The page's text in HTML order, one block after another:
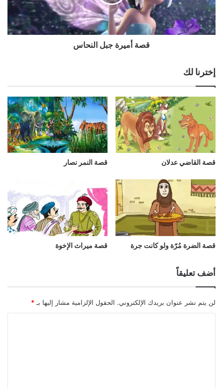
قصة أميرة جبل النحاس
إخترنا لك
قصة القاضي عدلان قصة النمر نصار
قصة الضرة مُرّة ولو كانت جرة قصة ميراث الإخوة
أضف تعليقاً
لن يتم نشر عنوان بريدك الإلكتروني. الحقول الإلزامية مشار إليها بـ *